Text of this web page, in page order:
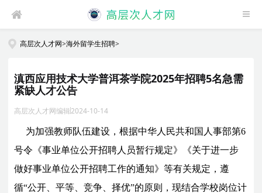
高层次人才网>海外留学生招聘>
滇西应用技术大学普洱茶学院2025年招聘5名急需
紧缺人才公告
高层次人才网编辑2024-10-14
为加强教师队伍建设，根据中华人民共和国人事部第6
号令《事业单位公开招聘人员暂行规定》《关于进一步
做好事业单位公开招聘工作的通知》等有关规定，遵
循“公开、平等、竞争、择优”的原则，现结合学校岗位计